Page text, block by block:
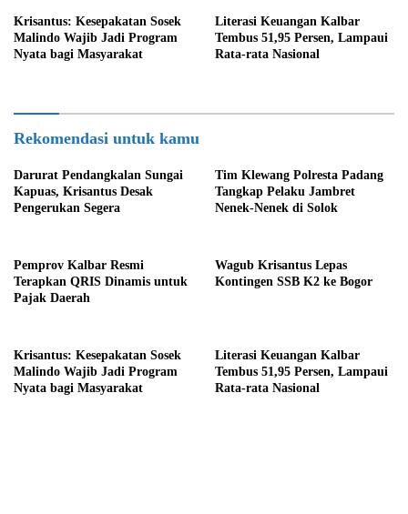
Krisantus: Kesepakatan Sosek
Malindo Wajib Jadi Program
Nyata bagi Masyarakat
Literasi Keuangan Kalbar
Tembus 51,95 Persen, Lampaui
Rata-rata Nasional
Rekomendasi untuk kamu
Darurat Pendangkalan Sungai
Kapuas, Krisantus Desak
Pengerukan Segera
Tim Klewang Polresta Padang
Tangkap Pelaku Jambret
Nenek-Nenek di Solok
Pemprov Kalbar Resmi
Terapkan QRIS Dinamis untuk
Pajak Daerah
Wagub Krisantus Lepas
Kontingen SSB K2 ke Bogor
Krisantus: Kesepakatan Sosek
Malindo Wajib Jadi Program
Nyata bagi Masyarakat
Literasi Keuangan Kalbar
Tembus 51,95 Persen, Lampaui
Rata-rata Nasional